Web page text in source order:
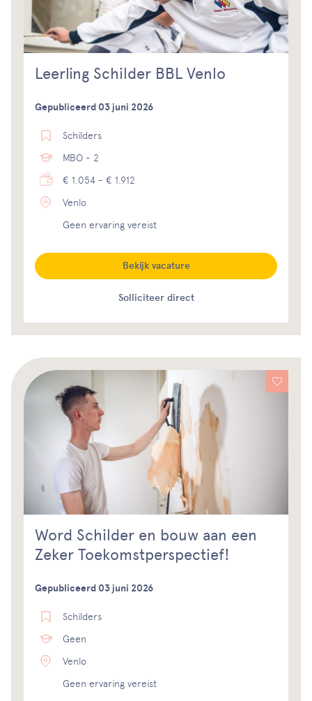
Leerling Schilder BBL Venlo
Gepubliceerd 03 juni 2026
Schilders
MBO - 2
€ 1.054 - € 1.912
Venlo
Geen ervaring vereist
Solliciteer direct
Bekijk vacature
Word Schilder en bouw aan een
Zeker Toekomstperspectief!
Gepubliceerd 03 juni 2026
Schilders
Geen
Venlo
Geen ervaring vereist